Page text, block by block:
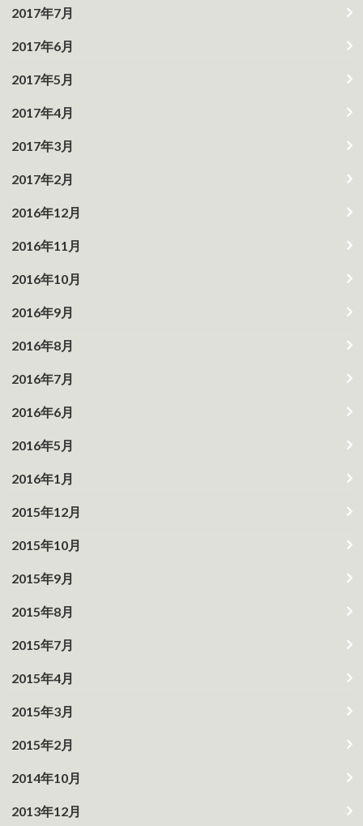
2017年7月
2017年6月
2017年5月
2017年4月
2017年3月
2017年2月
2016年12月
2016年11月
2016年10月
2016年9月
2016年8月
2016年7月
2016年6月
2016年5月
2016年1月
2015年12月
2015年10月
2015年9月
2015年8月
2015年7月
2015年4月
2015年3月
2015年2月
2014年10月
2013年12月